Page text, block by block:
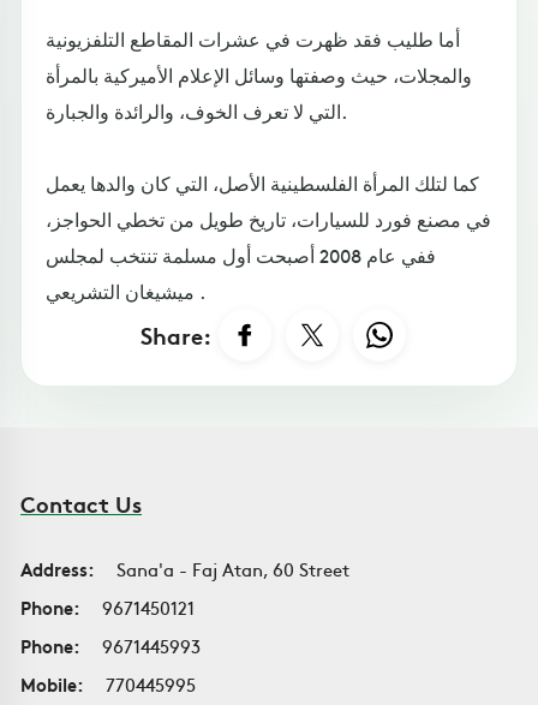
أما طليب فقد ظهرت في عشرات المقاطع التلفزيونية
والمجلات، حيث وصفتها وسائل الإعلام الأميركية بالمرأة
التي لا تعرف الخوف، والرائدة والجبارة.
كما لتلك المرأة الفلسطينية الأصل، التي كان والدها يعمل
في مصنع فورد للسيارات، تاريخ طويل من تخطي الحواجز،
ففي عام 2008 أصبحت أول مسلمة تنتخب لمجلس
ميشيغان التشريعي .
Share:
Contact Us
Address:
Sana'a - Faj Atan, 60 Street
Phone:
9671450121
Phone:
9671445993
Mobile:
770445995